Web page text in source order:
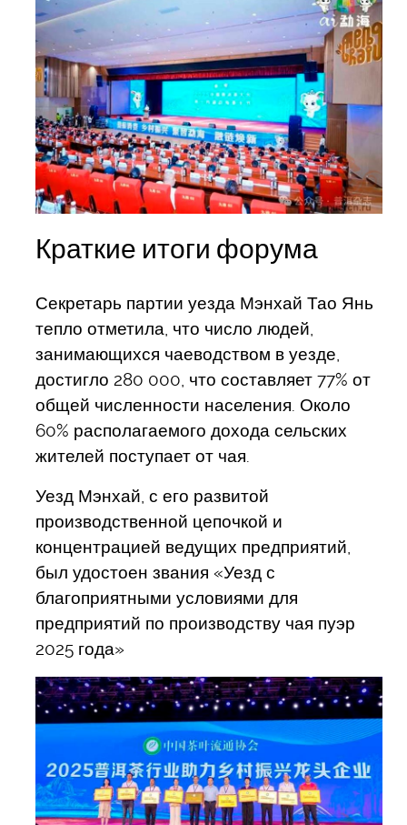
Краткие итоги форума
Секретарь партии уезда Мэнхай Тао Янь
тепло отметила, что число людей,
занимающихся чаеводством в уезде,
достигло 280 000, что составляет 77% от
общей численности населения. Около
60% располагаемого дохода сельских
жителей поступает от чая.
Уезд Мэнхай, с его развитой
производственной цепочкой и
концентрацией ведущих предприятий,
был удостоен звания «Уезд с
благоприятными условиями для
предприятий по производству чая пуэр
2025 года»